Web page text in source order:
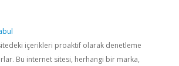
içerikleri proaktif olarak denetleme
Bu internet sitesi, herhangi bir marka,